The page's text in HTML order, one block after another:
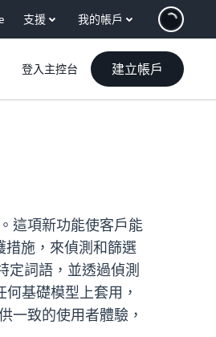
支援 我的帳戶
登入主控台 建立帳戶
這項新功能使客戶能
措施，來偵測和篩選
定詞語，並透過偵測
基礎模型上套用，
一致的使用者體驗，